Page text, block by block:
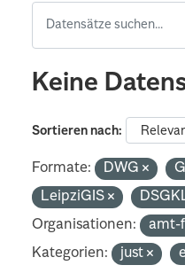
Keine
Sortieren nach
Formate: DWG
LeipziGIS
Organisationen:
amt-
Kategorien:
just